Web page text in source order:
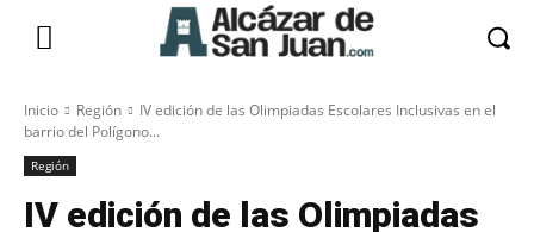
Inicio Región
IV edición de las Olimpiadas Escolares Inclusivas en el
barrio del Polígono...
Región
IV edición de las Olimpiadas